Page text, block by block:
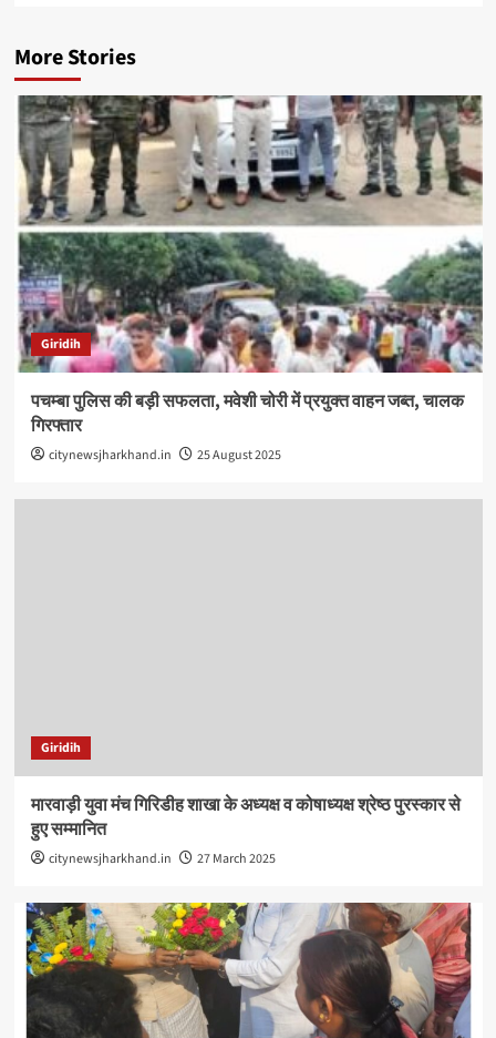
More Stories
Giridih
पचम्बा पुलिस की बड़ी सफलता, मवेशी चोरी में प्रयुक्त वाहन जब्त, चालक
गिरफ्तार
citynewsjharkhand.in 25 August 2025
Giridih
मारवाड़ी युवा मंच गिरिडीह शाखा के अध्यक्ष व कोषाध्यक्ष श्रेष्ठ पुरस्कार से
हुए सम्मानित
citynewsjharkhand.in 27 March 2025